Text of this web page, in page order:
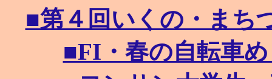
■第４回いくの・まち
■FI・春の自転車